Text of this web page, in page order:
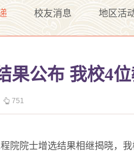
校友消息 地区活
果公布 我校4
751
院院士增选结果相继揭晓，